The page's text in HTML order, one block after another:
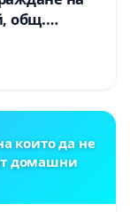
общ.
които да не
домашни